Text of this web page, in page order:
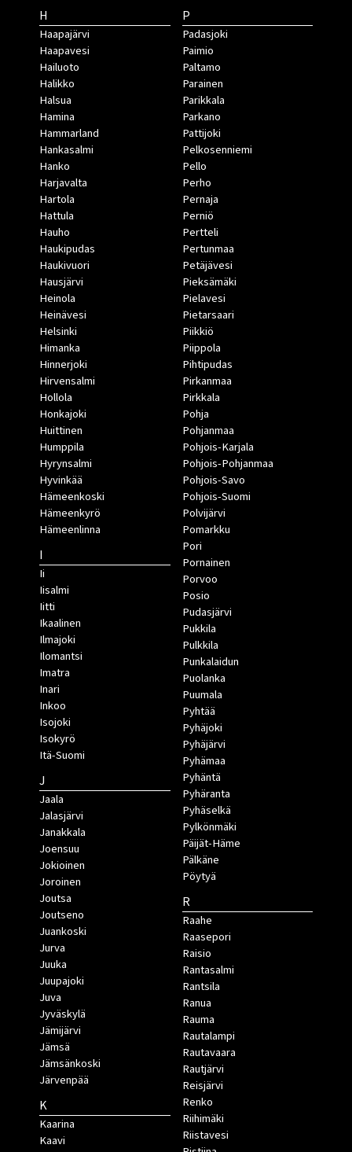
H
Haapajärvi
Haapavesi
Hailuoto
Halikko
Halsua
Hamina
Hammarland
Hankasalmi
Hanko
Harjavalta
Hartola
Hattula
Hauho
Haukipudas
Haukivuori
Hausjärvi
Heinola
Heinävesi
Helsinki
Himanka
Hinnerjoki
Hirvensalmi
Hollola
Honkajoki
Huittinen
Humppila
Hyrynsalmi
Hyvinkää
Hämeenkoski
Hämeenkyrö
Hämeenlinna
I
Ii
Iisalmi
Iitti
Ikaalinen
Ilmajoki
Ilomantsi
Imatra
Inari
Inkoo
Isojoki
Isokyrö
Itä-Suomi
J
Jaala
Jalasjärvi
Janakkala
Joensuu
Jokioinen
Joroinen
Joutsa
Joutseno
Juankoski
Jurva
Juuka
Juupajoki
Juva
Jyväskylä
Jämijärvi
Jämsä
Jämsänkoski
Järvenpää
K
Kaarina
Kaavi
P
Padasjoki
Paimio
Paltamo
Parainen
Parikkala
Parkano
Pattijoki
Pelkosenniemi
Pello
Perho
Pernaja
Perniö
Pertteli
Pertunmaa
Petäjävesi
Pieksämäki
Pielavesi
Pietarsaari
Piikkiö
Piippola
Pihtipudas
Pirkanmaa
Pirkkala
Pohja
Pohjanmaa
Pohjois-Karjala
Pohjois-Pohjanmaa
Pohjois-Savo
Pohjois-Suomi
Polvijärvi
Pomarkku
Pori
Pornainen
Porvoo
Posio
Pudasjärvi
Pukkila
Pulkkila
Punkalaidun
Puolanka
Puumala
Pyhtää
Pyhäjoki
Pyhäjärvi
Pyhämaa
Pyhäntä
Pyhäranta
Pyhäselkä
Pylkönmäki
Päijät-Häme
Pälkäne
Pöytyä
R
Raahe
Raasepori
Raisio
Rantasalmi
Rantsila
Ranua
Rauma
Rautalampi
Rautavaara
Rautjärvi
Reisjärvi
Renko
Riihimäki
Riistavesi